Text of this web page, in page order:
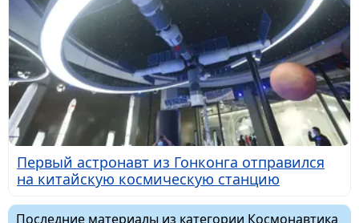
Первый астронавт из Гонконга отправился
на китайскую космическую станцию
Последние материалы из категории Космонавтика